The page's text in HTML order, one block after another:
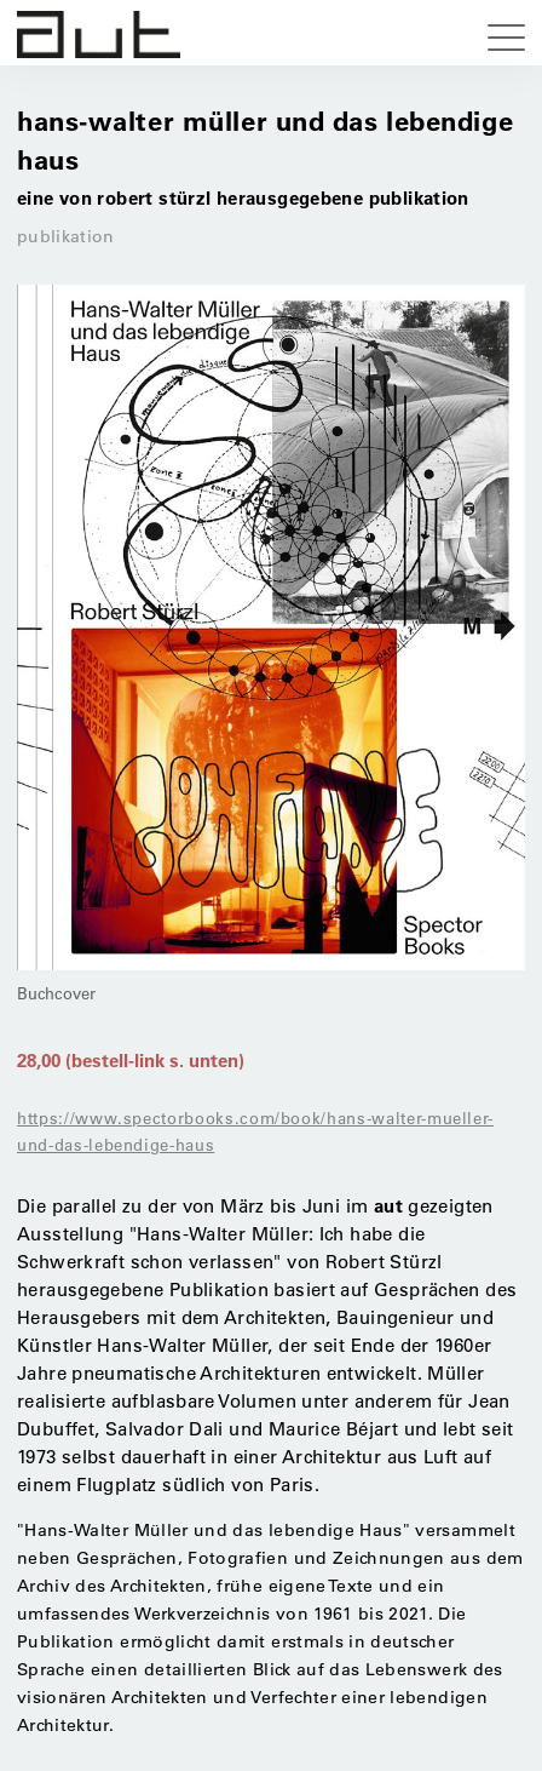
hans-walter müller und das lebendige
haus
eine von robert stürzl herausgegebene publikation
publikation
Buchcover
28,00 (bestell-link s. unten)
https://www.spectorbooks.com/book/hans-walter-mueller-
und-das-lebendige-haus
Die parallel zu der von März bis Juni im autgezeigten
Ausstellung "Hans-Walter Müller: Ich habe die
Schwerkraft schon verlassen" von Robert Stürzl
herausgegebene Publikation basiert auf Gesprächen des
Herausgebers mit dem Architekten, Bauingenieur und
Künstler Hans-Walter Müller, der seit Ende der 1960er
Jahre pneumatische Architekturen entwickelt. Müller
realisierte aufblasbare Volumen unter anderem für Jean
Dubuffet, Salvador Dali und Maurice Béjart und lebt seit
1973 selbst dauerhaft in einer Architektur aus Luft auf
einem Flugplatz südlich von Paris.
"Hans-Walter Müller und das lebendige Haus" versammelt
neben Gesprächen, Fotografien und Zeichnungen aus dem
Archiv des Architekten, frühe eigene Texte und ein
umfassendes Werkverzeichnis von 1961 bis 2021. Die
Publikation ermöglicht damit erstmals in deutscher
Sprache einen detaillierten Blick auf das Lebenswerk des
visionären Architekten und Verfechter einer lebendigen
Architektur.